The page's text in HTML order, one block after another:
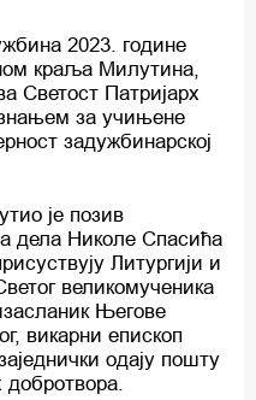
2023. године
краља Милутина,
Светост Патријарх
за учињене
задужбинарској
је позив
дела Николе Спасића
Литургији и
великомученика
Његове
викарни епископ
одају пошту
добротвора.